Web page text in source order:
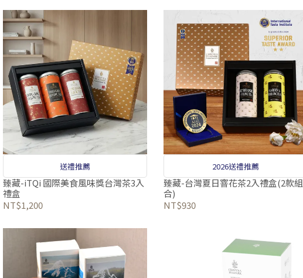
送禮推薦
臻藏-iTQi 國際美食風味獎台灣茶3入
禮盒
NT$1,200
2026送禮推薦
臻藏-台灣夏日窨花茶2入禮盒(2款組
合)
NT$930